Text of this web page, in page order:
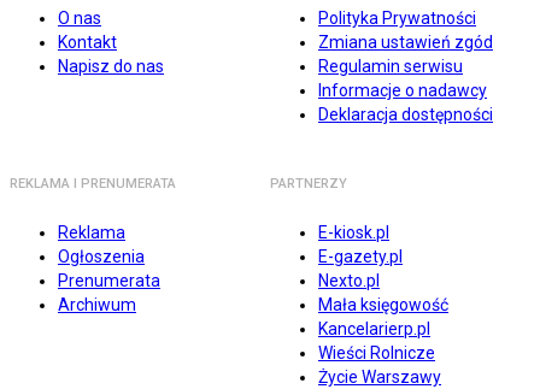
O nas
Kontakt
Napisz do nas
Polityka Prywatności
Zmiana ustawień zgód
Regulamin serwisu
Informacje o nadawcy
Deklaracja dostępności
REKLAMA I PRENUMERATA
Reklama
Ogłoszenia
Prenumerata
Archiwum
PARTNERZY
E-kiosk.pl
E-gazety.pl
Nexto.pl
Mała księgowość
Kancelarierp.pl
Wieści Rolnicze
Życie Warszawy